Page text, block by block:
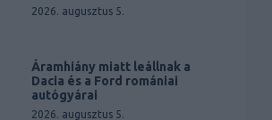
2026. augusztus 5.
Áramhiány miatt leállnak a
Dacia és a Ford romániai
autógyárai
2026. augusztus 5.